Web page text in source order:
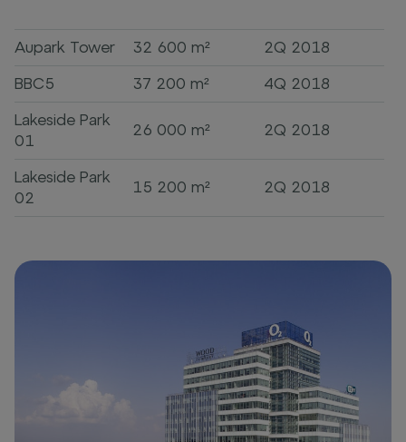
Aupark Tower 32 600 m²
2Q 2018
BBC5
37 200 m²
4Q 2018
Lakeside Park
01
26 000 m² 2Q 2018
Lakeside Park
02
15 200 m² 2Q 2018